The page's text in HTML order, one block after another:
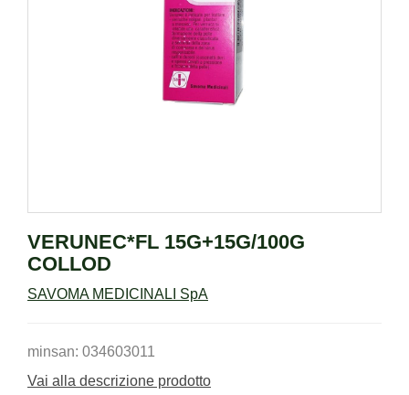
VERUNEC*FL 15G+15G/100G
COLLOD
SAVOMA MEDICINALI SpA
minsan: 034603011
Vai alla descrizione prodotto